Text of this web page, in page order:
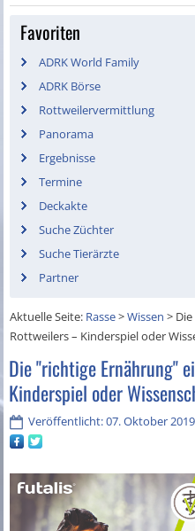
Favoriten
ADRK World Family
ADRK Börse
Rottweilervermittlung
Panorama
Ergebnisse
Termine
Deckakte
Suche Züchter
Suche Tierärzte
Partner
Aktuelle Seite: Rasse>Wissen >
Rottweilers – Kinderspiel oder
Die "richtige Ernährung"
Kinderspiel oder
Veröffentlicht: 07. Oktober 2019